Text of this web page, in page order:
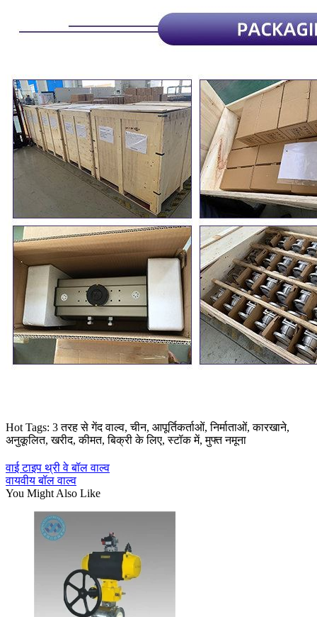
Hot Tags: 3 तरह से गेंद वाल्व, चीन, आपूर्तिकर्ताओं, निर्माताओं, कारखाने,
अनुकूलित, खरीद, कीमत, बिक्री के लिए, स्टॉक में, मुफ्त नमूना
वाई टाइप थ्री वे बॉल वाल्व
वायवीय बॉल वाल्व
You Might Also Like